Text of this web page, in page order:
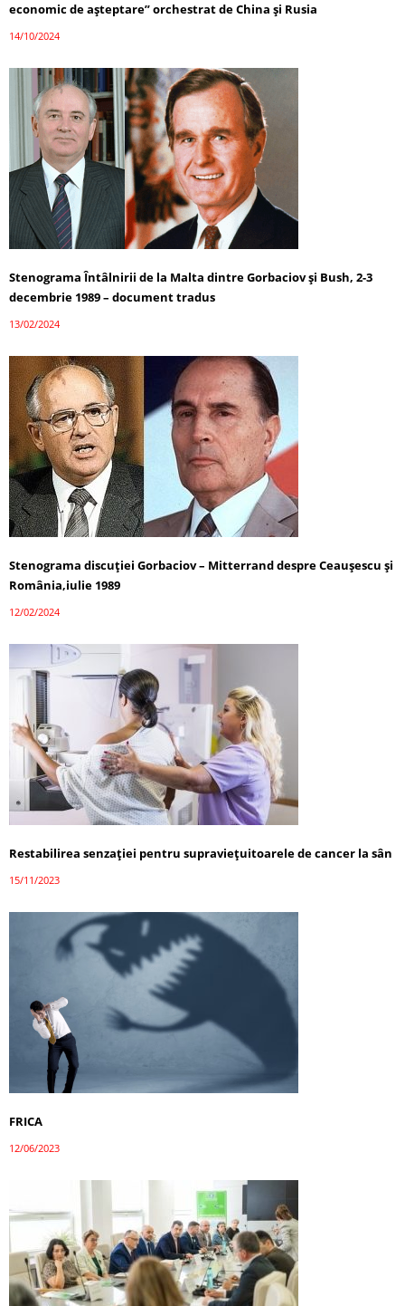
economic de așteptare” orchestrat de China și Rusia
14/10/2024
Stenograma Întâlnirii de la Malta dintre Gorbaciov și Bush, 2-3
decembrie 1989 – document tradus
13/02/2024
Stenograma discuției Gorbaciov – Mitterrand despre Ceaușescu și
România,iulie 1989
12/02/2024
Restabilirea senzației pentru supraviețuitoarele de cancer la sân
15/11/2023
FRICA
12/06/2023